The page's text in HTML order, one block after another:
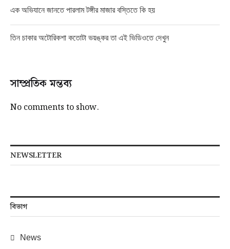
এক অভিযানে জানতে পারলাম টঙ্গীর মাজার বস্তিতে কি হয়
তিন চাকার অটোরিকশা কতোটা ভয়ঙ্কর তা এই ভিডিওতে দেখুন
সাম্প্রতিক মন্তব্য
No comments to show.
NEWSLETTER
বিভাগ
News